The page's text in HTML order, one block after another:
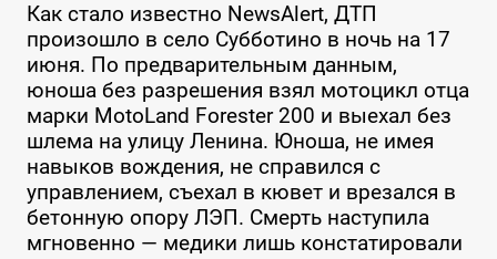
Как стало известно NewsAlert, ДТП
произошло в село Субботино в ночь на 17
июня. По предварительным данным,
юноша без разрешения взял мотоцикл отца
марки MotoLand Forester 200 и выехал без
шлема на улицу Ленина. Юноша, не имея
навыков вождения, не справился с
управлением, съехал в кювет и врезался в
бетонную опору ЛЭП. Смерть наступила
мгновенно — медики лишь констатировали